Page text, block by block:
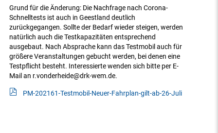
Grund für die Änderung: Die Nachfrage nach Corona-
Schnelltests ist auch in Geestland deutlich
zurückgegangen. Sollte der Bedarf wieder steigen, werden
natürlich auch die Testkapazitäten entsprechend
ausgebaut. Nach Absprache kann das Testmobil auch für
größere Veranstaltungen gebucht werden, bei denen eine
Testpflicht besteht. Interessierte wenden sich bitte per E-
Mail an r.vonderheide@drk-wem.de.
PM-202161-Testmobil-Neuer-Fahrplan-gilt-ab-26-Juli